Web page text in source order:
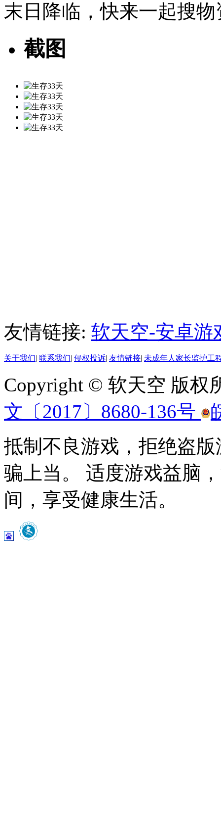
末日降临，快来一起搜
截图
友情链接: 软天空-安卓游
关于我们| 联系我们| 侵权投诉| 友情链接| 未成年人家长监护工
Copyright © 软天空 版权
文〔2017〕8680-136号
抵制不良游戏，拒绝盗
骗上当。 适度游戏益脑
间，享受健康生活。